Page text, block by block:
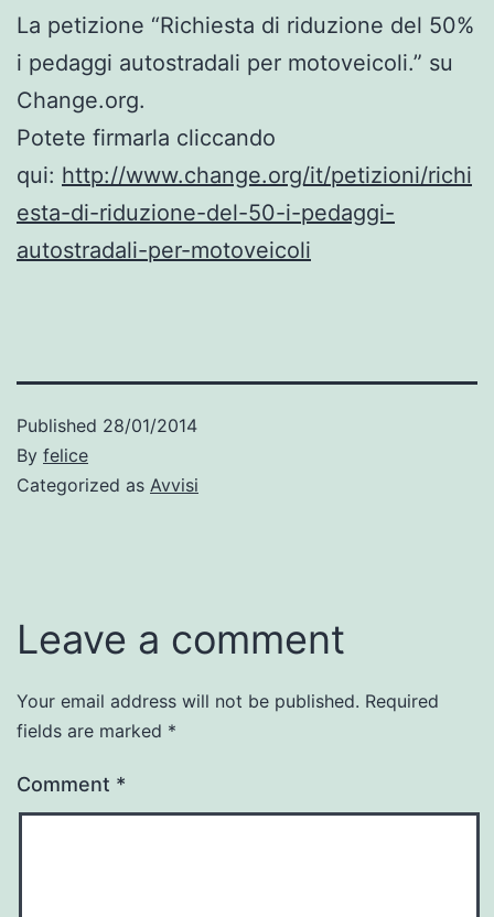
La petizione “Richiesta di riduzione del 50%
i pedaggi autostradali per motoveicoli.” su
Change.org.
Potete firmarla cliccando
qui: http://www.change.org/it/petizioni/richi
esta-di-riduzione-del-50-i-pedaggi-
autostradali-per-motoveicoli
Published 28/01/2014
By felice
Categorized as Avvisi
Leave a comment
Your email address will not be published. Required
fields are marked *
Comment *
Alternative: